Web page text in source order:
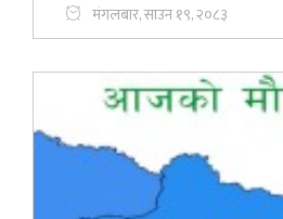
मंगलबार, साउन १९, २०८३